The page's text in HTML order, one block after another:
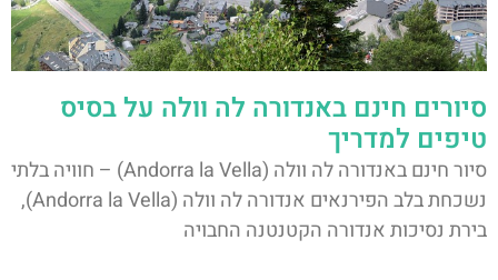
סיורים חינם באנדורה לה וולה על בסיס
טיפים למדריך
סיור חינם באנדורה לה וולה (Andorra la Vella) – חוויה בלתי
נשכחת בלב הפירנאים אנדורה לה וולה (Andorra la Vella),
בירת נסיכות אנדורה הקטנטנה החבויה